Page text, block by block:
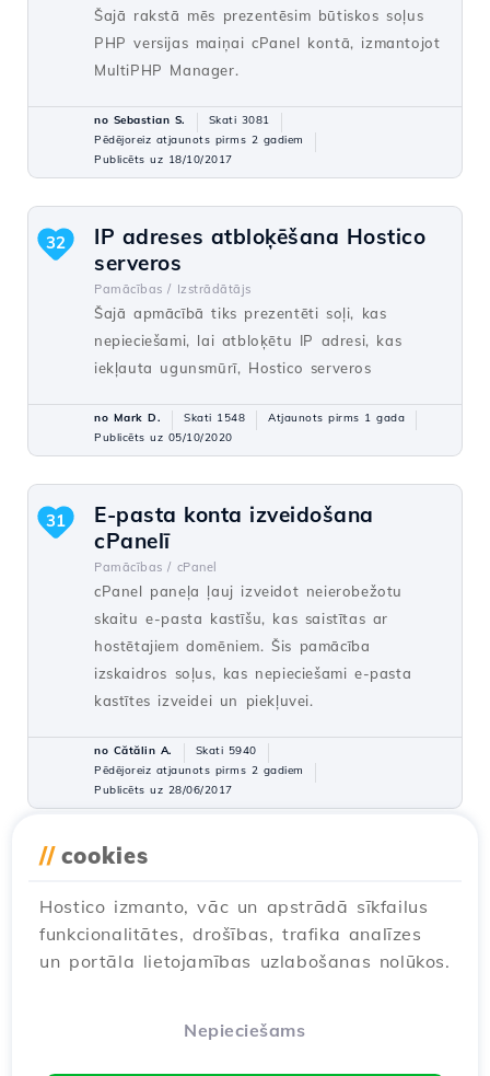
Šajā rakstā mēs prezentēsim būtiskos soļus
PHP versijas maiņai cPanel kontā, izmantojot
MultiPHP Manager.
no Sebastian S.
Skati 3081
Pēdējoreiz atjaunots pirms 2 gadiem
Publicēts uz 18/10/2017
IP adreses atbloķēšana Hostico
serveros
Pamācības / Izstrādātājs
Šajā apmācībā tiks prezentēti soļi, kas
nepieciešami, lai atbloķētu IP adresi, kas
iekļauta ugunsmūrī, Hostico serveros
32
no Mark D. Skati 1548
Atjaunots pirms 1 gada
Publicēts uz 05/10/2020
E-pasta konta izveidošana
cPanelī
Pamācības / cPanel
cPanel paneļa ļauj izveidot neierobežotu
skaitu e-pasta kastīšu, kas saistītas ar
hostētajiem domēniem. Šis pamācība
izskaidros soļus, kas nepieciešami e-pasta
kastītes izveidei un piekļuvei.
31
no Cătălin A.
Skati 5940
Pēdējoreiz atjaunots pirms 2 gadiem
Publicēts uz 28/06/2017
Otrā kontakta (Subkontakta)
Komerciaalais
Pievienojiet sekundāro kontaktu Hostico
klienta kontā, sekojot vienkāršajiem soļiem.
aktivizētas nepieciešamās tiesības.
27
// cookies
Hostico izmanto, vāc un apstrādā sīkfailus
funkcionalitātes, drošības, trafika analīzes
un portāla lietojamības uzlabošanas nolūkos.
Nepieciešams